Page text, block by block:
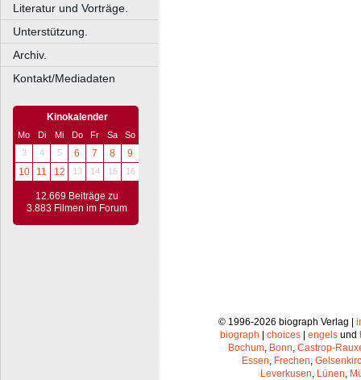
Literatur und Vorträge.
Unterstützung.
Archiv.
Kontakt/Mediadaten
Kinokalender
Mo Di Mi Do Fr Sa
So
3
4 5 6 7 8
9
10
11 12 13 14 15 16
12.669 Beiträge zu
3.883 Filmen im Forum
© 1996-2026 biograph Verlag |
biograph
choices engels und
Bochum, Bonn, Castrop-
Essen, Frechen,
Leverkusen, Lünen,